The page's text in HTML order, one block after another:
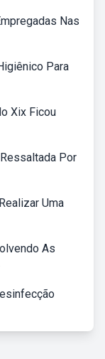
Nas
Para
Xix Ficou
Por
Uma
As